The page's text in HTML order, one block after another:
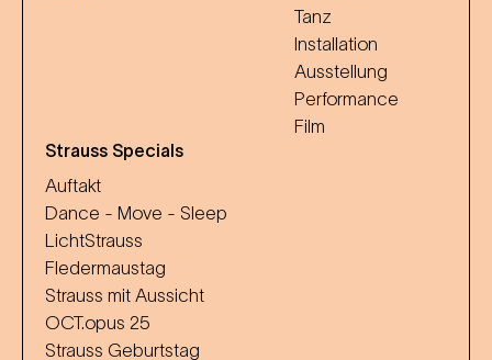
Tanz
Installation
Ausstellung
Performance
Film
Strauss Specials
Auftakt
Dance - Move - Sleep
LichtStrauss
Fledermaustag
Strauss mit Aussicht
OCT.opus 25
Strauss Geburtstag